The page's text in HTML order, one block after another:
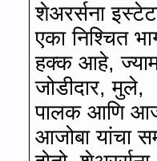
शेअरर्सना
एका निश्चित
हक्क आहे,
जोडीदार,मुले,
पालक आणि
आजोबा यांचा